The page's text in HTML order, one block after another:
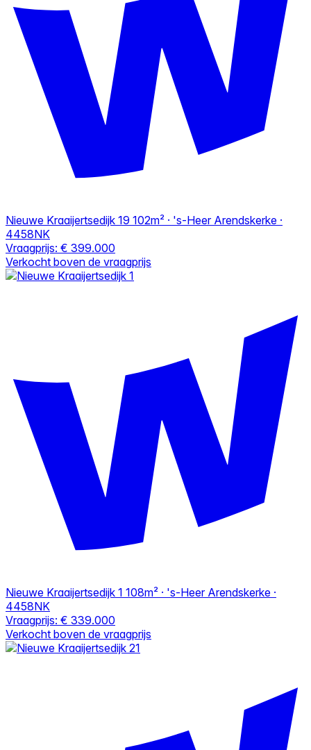
Nieuwe Kraaijertsedijk 19 102m² · 's-Heer Arendskerke ·
4458NK
Vraagprijs: € 399.000
Verkocht boven de vraagprijs
Nieuwe Kraaijertsedijk 1 108m² · 's-Heer Arendskerke ·
4458NK
Vraagprijs: € 339.000
Verkocht boven de vraagprijs